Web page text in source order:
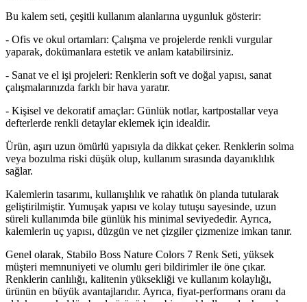
Bu kalem seti, çeşitli kullanım alanlarına uygunluk gösterir:
- Ofis ve okul ortamları: Çalışma ve projelerde renkli vurgular
yaparak, dokümanlara estetik ve anlam katabilirsiniz.
- Sanat ve el işi projeleri: Renklerin soft ve doğal yapısı, sanat
çalışmalarınızda farklı bir hava yaratır.
- Kişisel ve dekoratif amaçlar: Günlük notlar, kartpostallar veya
defterlerde renkli detaylar eklemek için idealdir.
Ürün, aşırı uzun ömürlü yapısıyla da dikkat çeker. Renklerin solma
veya bozulma riski düşük olup, kullanım sırasında dayanıklılık
sağlar.
Kalemlerin tasarımı, kullanışlılık ve rahatlık ön planda tutularak
geliştirilmiştir. Yumuşak yapısı ve kolay tutuşu sayesinde, uzun
süreli kullanımda bile günlük his minimal seviyededir. Ayrıca,
kalemlerin uç yapısı, düzgün ve net çizgiler çizmenize imkan tanır.
Genel olarak, Stabilo Boss Nature Colors 7 Renk Seti, yüksek
müşteri memnuniyeti ve olumlu geri bildirimler ile öne çıkar.
Renklerin canlılığı, kalitenin yüksekliği ve kullanım kolaylığı,
ürünün en büyük avantajlarıdır. Ayrıca, fiyat-performans oranı da